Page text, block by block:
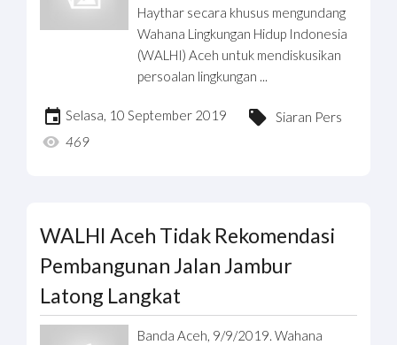
Haythar secara khusus mengundang
Wahana Lingkungan Hidup Indonesia
(WALHI) Aceh untuk mendiskusikan
persoalan lingkungan ...
Selasa, 10 September 2019
Siaran Pers
469
WALHI Aceh Tidak Rekomendasi
Pembangunan Jalan Jambur
Latong Langkat
Banda Aceh, 9/9/2019. Wahana